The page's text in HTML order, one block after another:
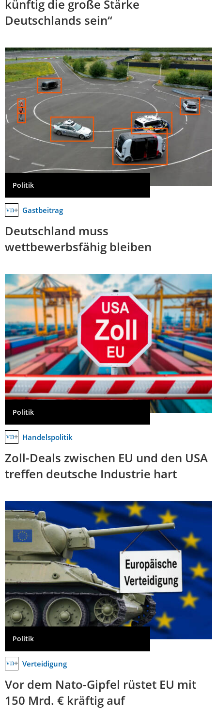
künftig die große Stärke
Deutschlands sein“
Politik
Gastbeitrag
Deutschland muss
wettbewerbsfähig bleiben
Politik
Handelspolitik
Zoll-Deals zwischen EU und den USA
treffen deutsche Industrie hart
Politik
Verteidigung
Vor dem Nato-Gipfel rüstet EU mit
150 Mrd. € kräftig auf